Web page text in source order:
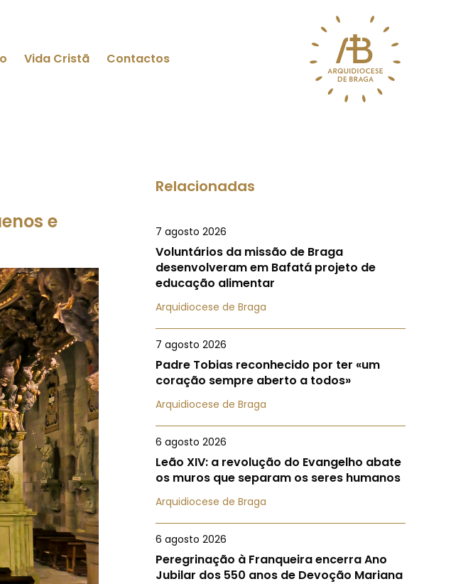
Vida Cristã Contactos
e
Relacionadas
7 agosto 2026
Voluntários da missão de Braga
desenvolveram em Bafatá projeto de
educação alimentar
Arquidiocese de Braga
7 agosto 2026
Padre Tobias reconhecido por ter «um
coração sempre aberto a todos»
Arquidiocese de Braga
6 agosto 2026
Leão XIV: a revolução do Evangelho abate
os muros que separam os seres humanos
Arquidiocese de Braga
6 agosto 2026
Peregrinação à Franqueira encerra Ano
Jubilar dos 550 anos de Devoção Mariana